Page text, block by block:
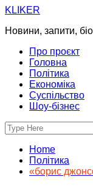
Skip
content
KLIKER
Новини, запити,
Про проєкт
Головна
Політика
Економіка
Суспільство
Шоу-бізнес
Home
Політика
«борис